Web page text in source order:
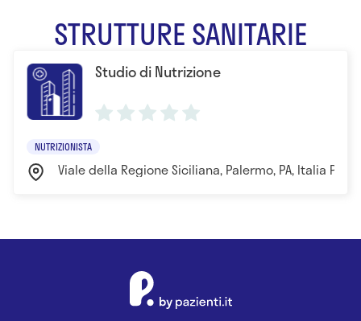
STRUTTURE SANITARIE
Studio di Nutrizione
NUTRIZIONISTA
Viale della Regione Siciliana, Palermo, PA, Italia